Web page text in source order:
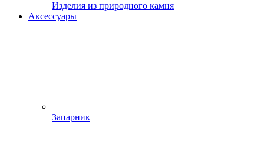
Изделия из природного камня
Аксессуары
Запарник